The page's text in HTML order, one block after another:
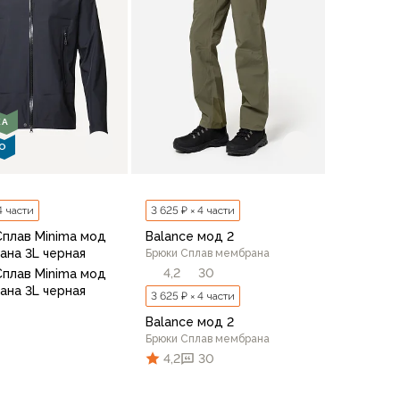
52/176 52/182
части
Minima мод
3L черная
Minima мод
3L черная
3 625 ₽ × 4 части
Balance мод 2
Брюки Сплав мембрана
4,2 30
3 625 ₽ × 4 части
Balance мод 2
Брюки Сплав мембрана
4,2 30